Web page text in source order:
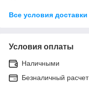
Все условия доставки
Условия оплаты
Наличными
Безналичный расчет